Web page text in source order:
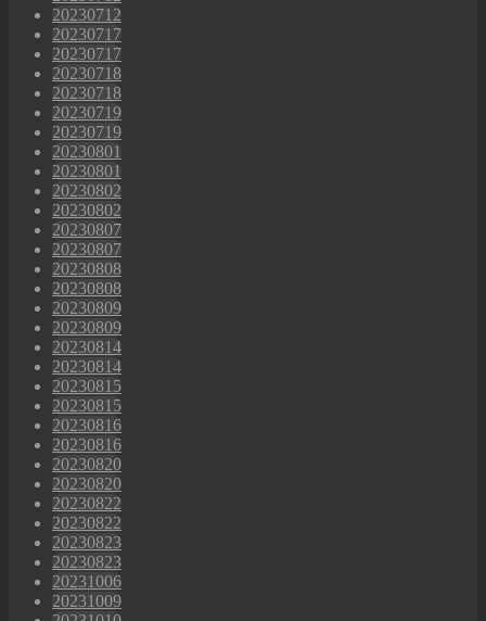
20230712
20230717
20230717
20230718
20230718
20230719
20230719
20230801
20230801
20230802
20230802
20230807
20230807
20230808
20230808
20230809
20230809
20230814
20230814
20230815
20230815
20230816
20230816
20230820
20230820
20230822
20230822
20230823
20230823
20231006
20231009